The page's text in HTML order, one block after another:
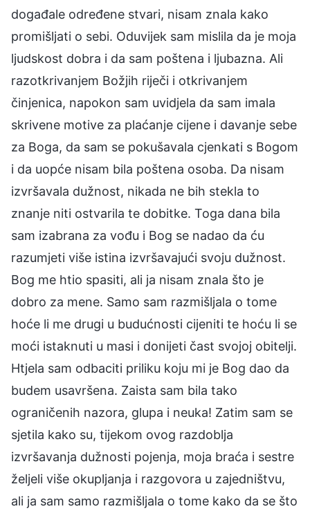
događale određene stvari, nisam znala kako
promišljati o sebi. Oduvijek sam mislila da je moja
ljudskost dobra i da sam poštena i ljubazna. Ali
razotkrivanjem Božjih riječi i otkrivanjem
činjenica, napokon sam uvidjela da sam imala
skrivene motive za plaćanje cijene i davanje sebe
za Boga, da sam se pokušavala cjenkati s Bogom
i da uopće nisam bila poštena osoba. Da nisam
izvršavala dužnost, nikada ne bih stekla to
znanje niti ostvarila te dobitke. Toga dana bila
sam izabrana za vođu i Bog se nadao da ću
razumjeti više istina izvršavajući svoju dužnost.
Bog me htio spasiti, ali ja nisam znala što je
dobro za mene. Samo sam razmišljala o tome
hoće li me drugi u budućnosti cijeniti te hoću li se
moći istaknuti u masi i donijeti čast svojoj obitelji.
Htjela sam odbaciti priliku koju mi je Bog dao da
budem usavršena. Zaista sam bila tako
ograničenih nazora, glupa i neuka! Zatim sam se
sjetila kako su, tijekom ovog razdoblja
izvršavanja dužnosti pojenja, moja braća i sestre
željeli više okupljanja i razgovora u zajedništvu,
ali ja sam samo razmišljala o tome kako da se što